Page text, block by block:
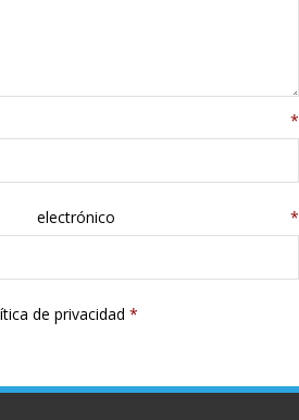
*
*
de privacidad *